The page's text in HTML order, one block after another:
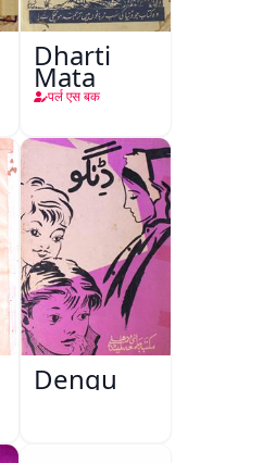
Dharti
Mata
पर्ल एस बक
Dengu